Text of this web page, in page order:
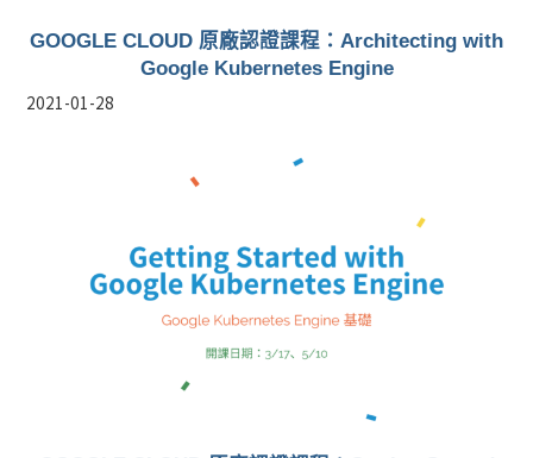
GOOGLE CLOUD 原廠認證課程：​Architecting with
Google Kubernetes Engine
2021-01-28